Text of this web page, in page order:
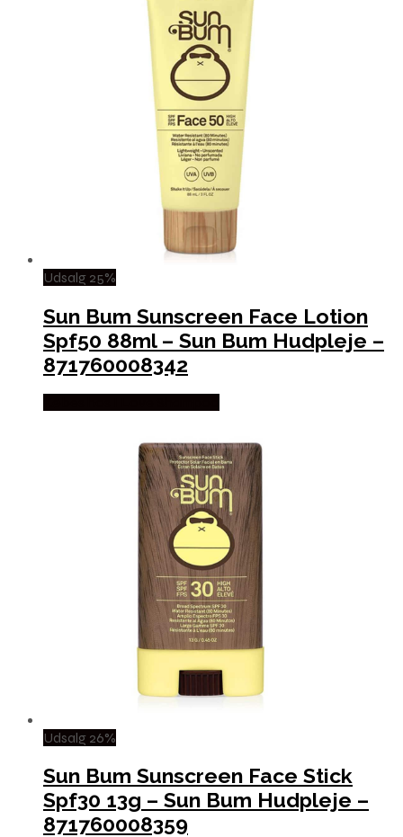
Udsalg 25%
Sun Bum Sunscreen Face Lotion
Spf50 88ml – Sun Bum Hudpleje –
871760008342
Udsalg 26%
Sun Bum Sunscreen Face Stick
Spf30 13g – Sun Bum Hudpleje –
871760008359